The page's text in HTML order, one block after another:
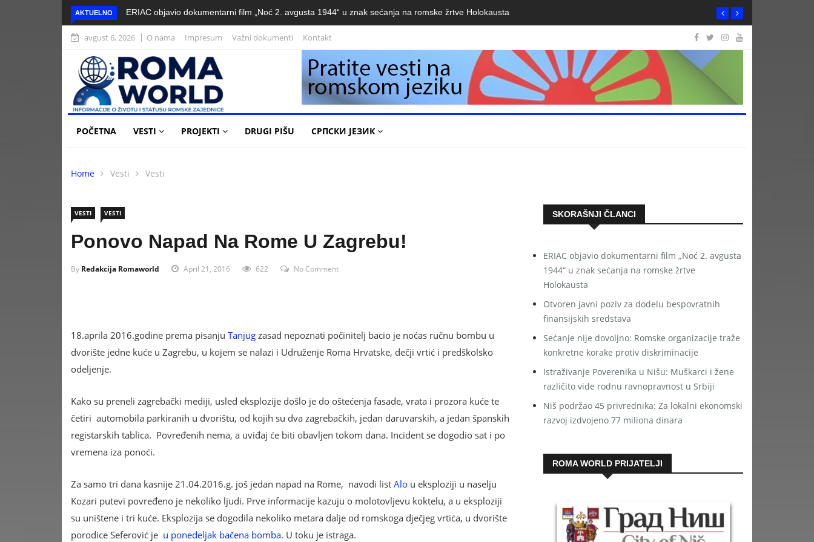
AKTUELNO ERIAC objavio dokumentarni film „Noć 2. avgusta 1944“ u znak sećanja na romske žrtve Holokausta
avgust 6, 2026 O nama Impresum Važni dokumenti Kontakt
POČETNA VESTI PROJEKTI DRUGI PIŠU СРПСКИ ЈЕЗИК
Home Vesti Vesti
VESTI VESTI
Ponovo Napad Na Rome U Zagrebu!
By Redakcija Romaworld April 21, 2016 622 No Comment
18.aprila 2016.godine prema pisanju Tanjug zasad nepoznati počinitelj bacio je noćas ručnu bombu u
dvorište jedne kuće u Zagrebu, u kojem se nalazi i Udruženje Roma Hrvatske, dečji vrtić i predškolsko
odeljenje.
Kako su preneli zagrebački mediji, usled eksplozije došlo je do oštećenja fasade, vrata i prozora kuće te
četiri automobila parkiranih u dvorištu, od kojih su dva zagrebačkih, jedan daruvarskih, a jedan španskih
registarskih tablica. Povređenih nema, a uviđaj će biti obavljen tokom dana. Incident se dogodio sat i po
vremena iza ponoći.
Za samo tri dana kasnije 21.04.2016.g. još jedan napad na Rome, navodi list Alo u eksploziji u naselju
Kozari putevi povređeno je nekoliko ljudi. Prve informacije kazuju o molotovljevu koktelu, a u eksploziji
su uništene i tri kuće. Eksplozija se dogodila nekoliko metara dalje od romskoga dječjeg vrtića, u dvorište
porodice Seferović je u ponedeljak bačena bomba. U toku je istraga.
SKORAŠNJI ČLANCI
ERIAC objavio dokumentarni film „Noć 2. avgusta
1944“ u znak sećanja na romske žrtve
Holokausta
Otvoren javni poziv za dodelu bespovratnih
finansijskih sredstava
Sećanje nije dovoljno: Romske organizacije traže
konkretne korake protiv diskriminacije
Istraživanje Poverenika u Nišu: Muškarci i žene
različito vide rodnu ravnopravnost u Srbiji
Niš podržao 45 privrednika: Za lokalni ekonomski
razvoj izdvojeno 77 miliona dinara
ROMA WORLD PRIJATELJI